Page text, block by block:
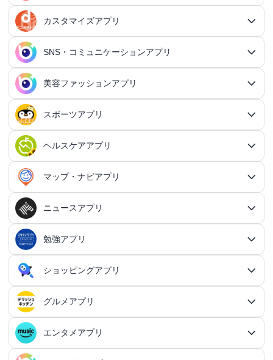
王道RPGアプリ
アクションRPGアプリ
シミュレーションRPGアプリ
ダンジョンRPGアプリ
MMORPGアプリ
放置系RPGアプリ
美少女RPGアプリ
カードRPGアプリ
クイズRPGアプリ
カジュアルRPGアプリ
3Dアクションアプリ
アクションRPGアプリ
シューティングゲームアプリ
MOBAアプリ
ステルスゲームアプリ
シミュレーションアプリ
シミュレーションアプリ総合
育成シミュレーションアプリ
戦略シミュレーションアプリ
箱庭シミュレーションアプリ
恋愛シミュレーションアプリ
歴史シミュレーションアプリ
メタバース体験シミュレーションゲームアプリ
対戦・協力ゲームアプリ
対戦・協力ゲームアプリ総合
オンライン対戦アプリ
協力・マルチプレイアプリ
シューティングゲームアプリ
シューティングゲームアプリ総合
FPSアプリ
TPSアプリ
オンラインシューティングアプリ
縦スクシューティングアプリ
横スクシューティングアプリ
スナイパーゲームアプリ
アドベンチャーゲームアプリ
アドベンチャーゲームアプリ総合
ミステリーアドベンチャーアプリ
ホラーアドベンチャーアプリ
サウンドノベルアプリ
サバイバルアドベンチャーアプリ
パズル・脳トレアプリ
パズル・脳トレアプリ総合
パズルゲームアプリ
脱出ゲームアプリ
クイズゲームアプリ
脳トレゲームアプリ
間違い探し・探し物ゲームアプリ
音楽ゲームアプリ
音楽ゲームアプリ総合
手持ち曲で遊ぶ音ゲーアプリ
ボカロ曲収録音ゲーアプリ
リズムタップゲームアプリ
オープンワールドアプリ
オープンワールドアプリ総合
3Dサンドボックスアプリ
カジュアルゲームアプリ
クレーンゲームアプリ
放置系ゲームアプリ
バカゲー・奇ゲーアプリ
萌え系カジュアルゲームアプリ
育成ゲームアプリ
育成ゲームアプリ総合
恋愛ゲームアプリ総合
乙女系恋愛ゲームアプリ
男性向け恋愛ゲームアプリ
キャラゲーアプリ
ポケモンアプリ
スポーツゲームアプリ
スポーツゲームアプリ総合
乗り物ゲームアプリ
家計簿アプリ
ふるさと納税アプリ
貯金アプリ
スマホ決済アプリ
クレジットカードアプリ
投資アプリ
確定申告アプリ
ギャンブルの管理アプリ
日記アプリ
交換日記アプリ
写真カレンダーアプリ
鍵付き日記アプリ
シンプルな日記アプリ
終活アプリ
行動記録アプリ
行動記録アプリ総合
習慣化アプリ
ポイ活アプリ
ポイ活アプリ総合
レシートポイ活アプリ
歩いてお金を稼ぐアプリ
登録でお金がもらえるアプリ
動画を見るだけで稼ぐアプリ
ポイ活ニュースアプリ
スケジューラ・時計アプリ
カレンダーアプリ
リマインダーアプリ
時計アプリ
タイマーアプリ
ライフログアプリ
持ち物管理アプリ
生理周期アプリ
体重管理アプリ
血圧記録アプリ
体温記録アプリ
趣味記録アプリ
家事アプリ
家事アプリ総合
料理アプリ
掃除アプリ
洗濯アプリ
家事分担アプリ
育児アプリ
育児アプリ総合
育児記録アプリ
知育アプリ
子育てSNSアプリ
授乳・離乳食の管理アプリ
防犯アプリ
防犯アプリ総合
防犯ブザーアプリ
防災アプリ
緊急地震速報アプリ
安否確認アプリ
防災マップアプリ
メモアプリ
メモアプリ総合
原稿用紙アプリ
電卓アプリ
電卓アプリ総合
時間計算機アプリ
インテリアアプリ
知恵袋・雑学アプリ
タスク管理アプリ
タスク管理アプリ総合
個人タスク管理アプリ
タスク共有アプリ
プロジェクト管理アプリ
QRコードアプリ
QRコード作成アプリ
janコード検索アプリ
OCRアプリ
OCRアプリ総合
翻訳カメラアプリ
議事録アプリ
議事録アプリ総合
文字起こしアプリ
高音質ボイスレコーダーアプリ
顧客管理アプリ
顧客管理アプリ総合
ファイル管理アプリ
ファイル管理アプリ総合
クラウド保存・共有アプリ
PDFアプリ
ファイルマネージャーアプリ
オフィスソフトアプリ
名刺管理アプリ
名刺管理アプリ総合
会計アプリ
会計アプリ総合
請求書アプリ
経費精算アプリ
小売・卸売支援ツールアプリ
在庫管理アプリ
レジアプリ
思考整理アプリ
マインドマップアプリ
マンダラチャートアプリ
転職アプリ
転職アプリ総合
建築アプリ
建築アプリ総合
恋愛アプリ総合
マッチングアプリ
マッチングアプリ総合
20代向けマッチングアプリ
30代向けマッチングアプリ
40代向けマッチングアプリ
60代・シニア向けマッチングアプリ
出会いアプリ
カップルアプリ
カップルアプリ総合
カップルSNSアプリ
記念日アプリ
デートアプリ
デートスポットアプリ
恋愛診断アプリ
恋愛相談アプリ
女性の悩み解決アプリ
カスタマイズアプリ
カスタマイズアプリ総合
IFTTTアプリ
オートクリッカーアプリ
ネットワークアプリ
スピードテストアプリ
VPNアプリ
テザリングアプリ
スマホ最適化アプリ
スマホ最適化アプリ総合
メモリの確認／解放アプリ
セキュリティアプリ
パスワード管理アプリ
セキュリティ対策アプリ
VPNアプリ
覗き見防止アプリ
キーボードアプリ
キーボードアプリ総合
文字起こしアプリ
顔文字・絵文字アプリ
日本語入力アプリ
クリップボードアプリ
定型文アプリ
画面の設定アプリ
ホーム画面アプリ
ウィジェットカスタマイズアプリ
ロック画面カスタマイズアプリ
画面録画アプリ
音の設定アプリ
録音アプリ
着信音アプリ
音楽編集アプリ
テキスト読み上げアプリ
SNS・コミュニケーションアプリ
SNS・コミュニケーションアプリ総合
SNSアプリ
SNSアプリ総合
X（Twitter）アプリ
LINEアプリ
マストドンアプリ
写真投稿SNSアプリ
動画投稿SNSアプリ
Instagramアプリ
オタクSNSアプリ
メールアプリ
フリーメールアプリ
チャットアプリ
チャットアプリ総合
SMSアプリ
お絵描きチャットアプリ
ボイス・ビデオチャットアプリ
電話アプリ
電話アプリ総合
ビデオ通話アプリ
電話帳アプリ
国際電話アプリ
掲示板アプリ
掲示板アプリ総合
ゲーム募集アプリ
地元コミュニティアプリ
アイコン画像アプリ
アイコン画像アプリ総合
アバター・似顔絵アプリ
年賀状・カードアプリ
年賀状アプリ
住所録アプリ
ポストカードアプリ
イベント企画アプリ
イベント企画アプリ総合
AI彼氏・彼女アプリ
美容ファッションアプリ
美容ファッションアプリ総合
ヘア・メイク・ネイルアプリ
メイク・スキンケアアプリ
ネイルアプリ
ファッションアプリ
コーデの参考アプリ
服デザインアプリ
着回し術アプリ
ボディケア・エステアプリ
女性向けダイエットアプリ
整形アプリ
スポーツアプリ
スポーツアプリ総合
陸上競技アプリ
陸上競技アプリ総合
ウォーキングアプリ
ランニングアプリ
自転車アプリ
ジョギング・サイクリングの道を記録アプリ
テニスアプリ
ライトアプリ
ライトアプリ総合
野球アプリ
野球アプリ総合
プロ野球速報アプリ
野球スコアアプリ
ボウリングアプリ
ボウリングゲームアプリ
速度計測アプリ
速度計測アプリ総合
球技アプリ
ヘルスケアアプリ
ヘルスケアアプリ総合
健康管理アプリ
健康管理アプリ総合
体重管理アプリ
睡眠アプリ
ウォーキングアプリ
血圧記録アプリ
妊娠・出産アプリ
認知症・物忘れ防止アプリ総合
ダイエットアプリ
ダイエットアプリ総合
体重管理アプリ
身体測定アプリ
身体測定アプリ総合
家庭医学・セルフケアアプリ
マップ・ナビアプリ
マップ・ナビアプリ総合
ドライブアプリ
バイクナビアプリ
道路交通情報アプリ
安全運転アプリ
鉄道アプリ
駅構内案内アプリ
旅行アプリ
旅行アプリ総合
観光アプリ
飲食店検索アプリ
飲食店検索アプリ総合
おでかけ情報アプリ
ニュースアプリ
ニュースアプリ総合
スポーツニュースアプリ
スポーツニュースアプリ総合
サッカー情報アプリ
プロ野球速報アプリ
天気アプリ
勉強アプリ
勉強アプリ総合
語学アプリ
語学アプリ総合
英語アプリ
資格アプリ
勉強効率化アプリ
ショッピングアプリ
ショッピングアプリ総合
フリマアプリ
フリマアプリ総合
グルメアプリ
グルメアプリ総合
エンタメアプリ